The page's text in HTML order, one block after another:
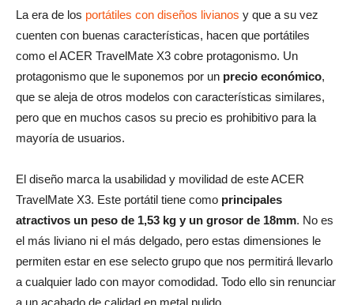
La era de los portátiles con diseños livianos y que a su vez
cuenten con buenas características, hacen que portátiles
como el ACER TravelMate X3 cobre protagonismo. Un
protagonismo que le suponemos por un precio económico,
que se aleja de otros modelos con características similares,
pero que en muchos casos su precio es prohibitivo para la
mayoría de usuarios.
El diseño marca la usabilidad y movilidad de este ACER
TravelMate X3. Este portátil tiene como principales
atractivos un peso de 1,53 kg y un grosor de 18mm. No es
el más liviano ni el más delgado, pero estas dimensiones le
permiten estar en ese selecto grupo que nos permitirá llevarlo
a cualquier lado con mayor comodidad. Todo ello sin renunciar
a un acabado de calidad en metal pulido.